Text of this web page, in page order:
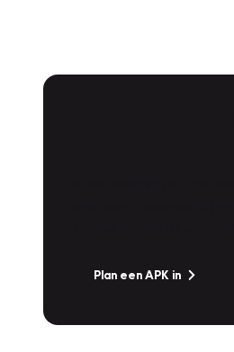
Plan een APK in